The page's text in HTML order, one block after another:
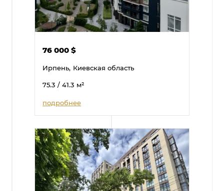
76 000$
Ирпень, Киевская область
75.3 / 41.3 м²
подробнее